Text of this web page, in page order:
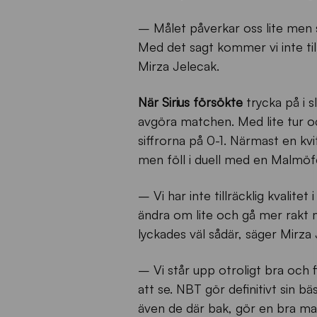
– Målet påverkar oss lite men
Med det sagt kommer vi inte
Mirza Jelecak.
När Sirius försökte trycka på i
avgöra matchen. Med lite tur
siffrorna på 0-1. Närmast en
men föll i duell med en
– Vi har inte tillräcklig kvalitet
ändra om lite och gå mer rakt
lyckades väl sådär, säger
– Vi står upp otroligt bra och
att se. NBT gör definitivt sin
även de där bak, gör en bra